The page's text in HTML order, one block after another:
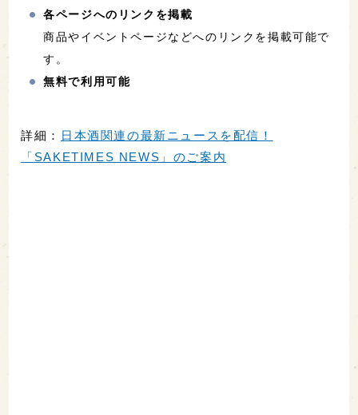
各ページへのリンクを掲載
商品やイベントページなどへのリンクを掲載可能で
す。
無料で利用可能
詳細：
日本酒関連の最新ニュースを配信！
「SAKETIMES NEWS」のご案内